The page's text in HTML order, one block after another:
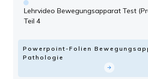
Lehrvideo Bewegungsapparat Test
Teil 4
Powerpoint-Folien
Pathologie